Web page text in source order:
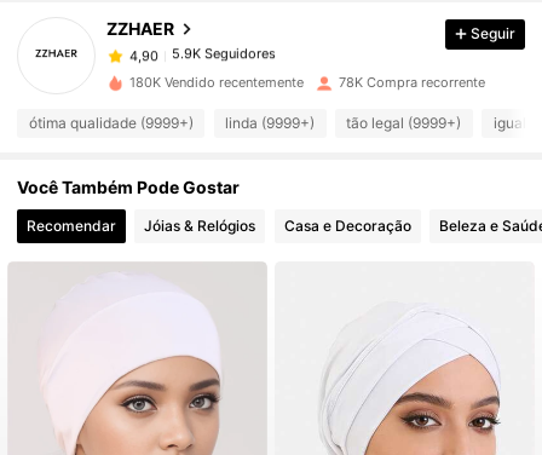
ZZHAER
4,90
5.9K Seguidores
l***1 pago 1 dia atrás
4,90 5.9K Seguidores
4,90 5.9K Seguidores
4,90 5.9K Seguidores
Seguir
180K Vendido recentemente 78K Compra recorrente
ótima qualidade (9999+) linda (9999+) tão legal (9999+) igual a
Você Também Pode Gostar
Recomendar Jóias & Relógios Casa e Decoração Beleza e